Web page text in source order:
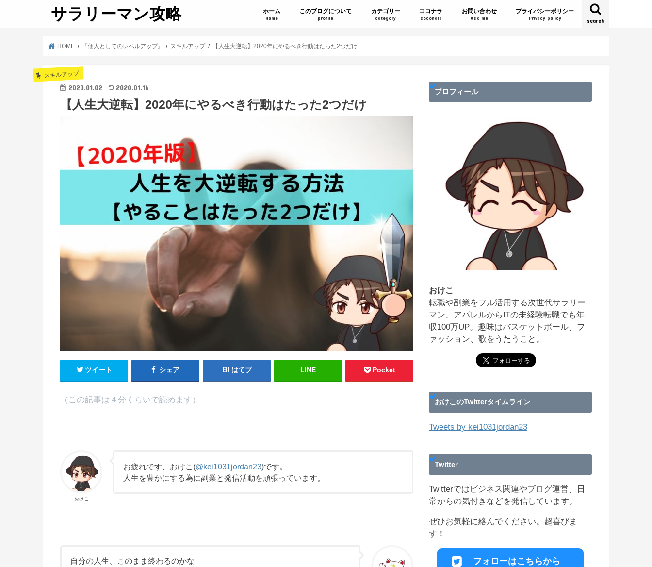
サラリーマン攻略 search
ホーム
Home
このブログについて
profile
カテゴリー
category
ココナラ
coconala
お問い合わせ
Ask me
プライバシーポリシー
Privacy policy
HOME 『個人としてのレベルアップ』 スキルアップ 【人生大逆転】2020年にやるべき行動はたった2つだけ
スキルアップ
2020.01.02 2020.01.16
【人生大逆転】2020年にやるべき行動はたった2つだけ
ツイート シェア はてブ LINE Pocket
（この記事は４分くらいで読めます）
おけこ
お疲れです、おけこ(@kei1031jordan23)です。
人生を豊かにする為に副業と発信活動を頑張っています。
自分の人生、このまま終わるのかな
プロフィール
おけこ
転職や副業をフル活用する次世代サラリー
マン。アパレルからITの未経験転職でも年
収100万UP。趣味はバスケットボール、フ
ァッション、歌をうたうこと。
おけこのTwitterタイムライン
Tweets by kei1031jordan23
Twitter
Twitterではビジネス関連やブログ運営、日
常からの気付きなどを発信しています。
ぜひお気軽に絡んでください。超喜びま
す！
フォローはこちらから